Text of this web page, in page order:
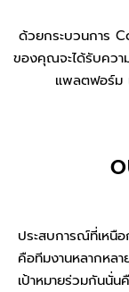
ด้วยกระบวนการ
ของคุณจะได้รับคว
แพลตฟอร์ม
ประสบการณ์ที่เหนือ
คือทีมงานหลากหล
เป้าหมายร่วมกันนั่